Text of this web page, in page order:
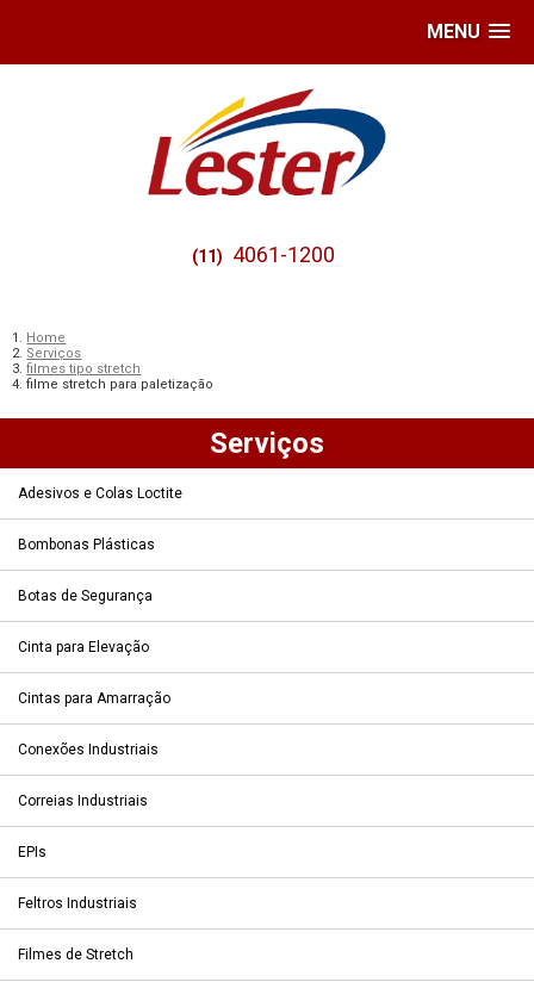
MENU
(11) 4061-1200
Home
Serviços
filmes tipo stretch
filme stretch para paletização
Serviços
Adesivos e Colas Loctite
Bombonas Plásticas
Botas de Segurança
Cinta para Elevação
Cintas para Amarração
Conexões Industriais
Correias Industriais
EPIs
Feltros Industriais
Filmes de Stretch